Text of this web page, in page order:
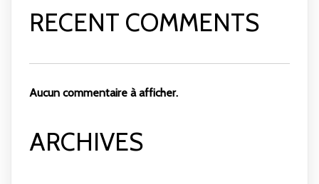
RECENT COMMENTS
Aucun commentaire à afficher.
ARCHIVES